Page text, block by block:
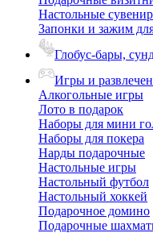
Настольные
Запонки и зажим
Глобус-бары,
Игры и
Алкогольные игры
Лото в подарок
Наборы для мини
Наборы для покера
Нарды подарочные
Настольные игры
Настольный футбол
Настольный хоккей
Подарочное домино
Подарочные